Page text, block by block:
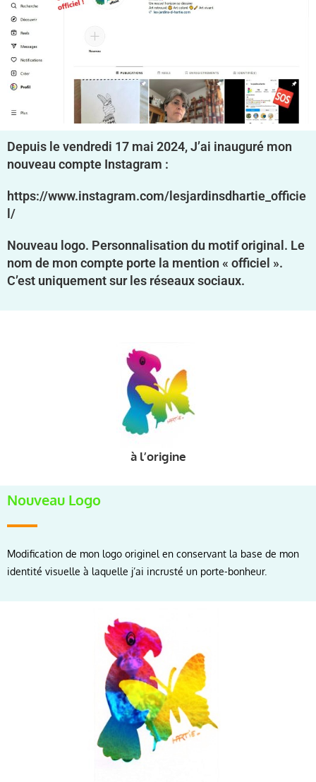
Depuis le vendredi 17 mai 2024, J’ai inauguré mon
nouveau compte Instagram :
https://www.instagram.com/lesjardinsdhartie_officie
l/
Nouveau logo. Personnalisation du motif original. Le
nom de mon compte porte la mention « officiel ».
C’est uniquement sur les réseaux sociaux.
à l’origine
Nouveau Logo
Modification de mon logo originel en conservant la base de mon
identité visuelle à laquelle j’ai incrusté un porte-bonheur.